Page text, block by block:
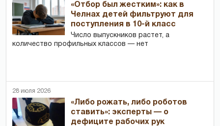
«Отбор был жестким»: как в
Челнах детей фильтруют для
поступления в 10-й класс
Число выпускников растет, а
количество профильных классов — нет
28 июля 2026
«Либо рожать, либо роботов
ставить»: эксперты — о
дефиците рабочих рук